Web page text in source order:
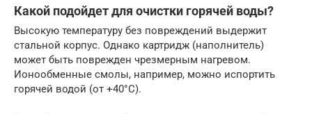
Какой подойдет для очистки горячей воды?
Высокую температуру без повреждений выдержит
стальной корпус. Однако картридж (наполнитель)
может быть поврежден чрезмерным нагревом.
Ионообменные смолы, например, можно испортить
горячей водой (от +40°C).